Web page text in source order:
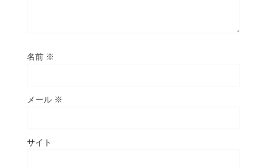
名前 ※
メール ※
サイト